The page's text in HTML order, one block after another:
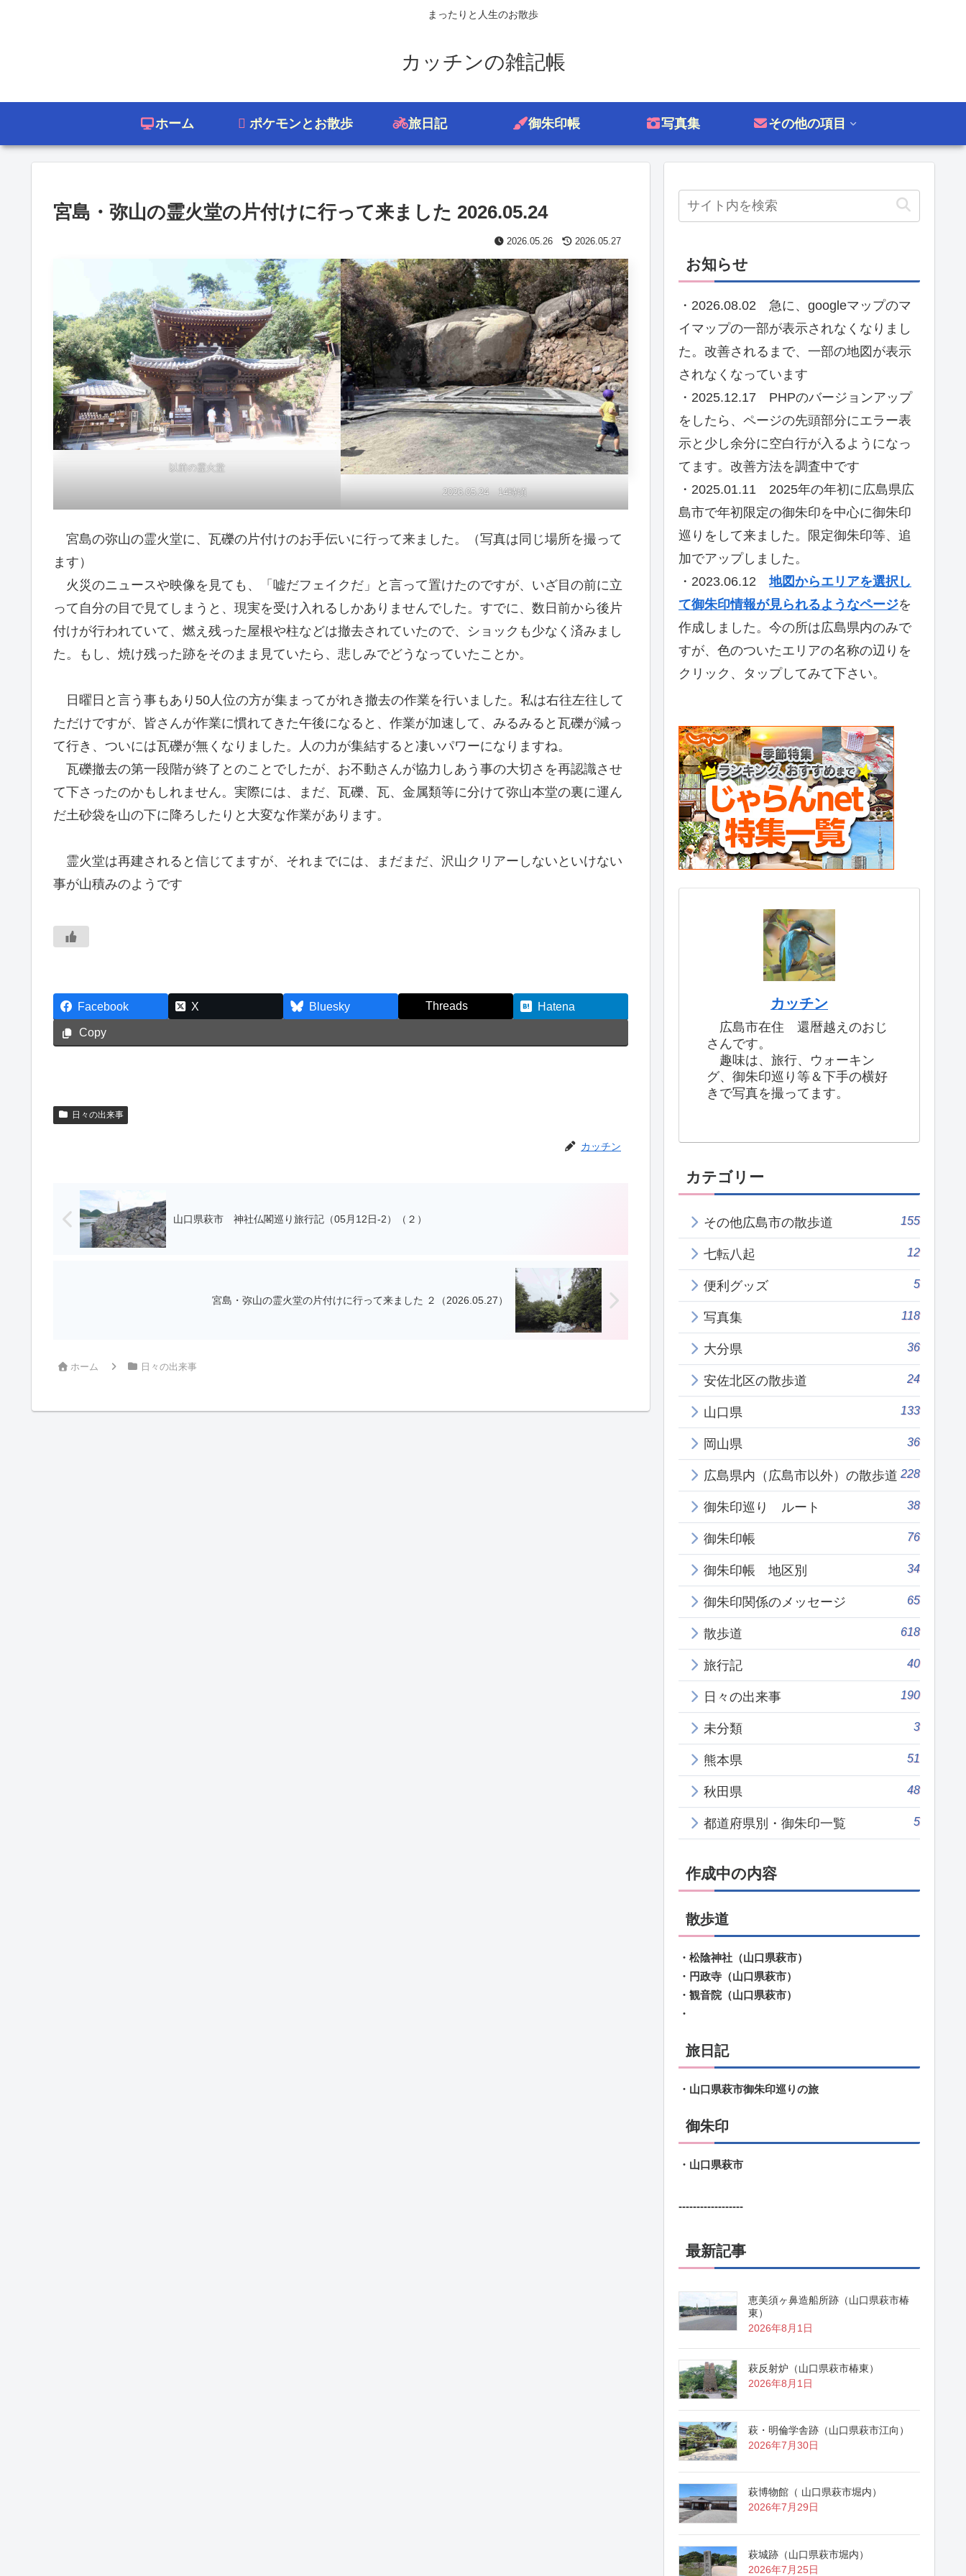
まったりと人生のお散歩
カッチンの雑記帳
ホーム ポケモンとお散歩 旅日記 御朱印帳 写真集 その他の項目
宮島・弥山の霊火堂の片付けに行って来ました 2026.05.24
2026.05.26 2026.05.27
以前の霊火堂
2026.05.24 14時頃
宮島の弥山の霊火堂に、瓦礫の片付けのお手伝いに行って来ました。（写真は同じ場所を撮って
ます）
火災のニュースや映像を見ても、「嘘だフェイクだ」と言って置けたのですが、いざ目の前に立
って自分の目で見てしまうと、現実を受け入れるしかありませんでした。すでに、数日前から後片
付けが行われていて、燃え残った屋根や柱などは撤去されていたので、ショックも少なく済みまし
た。もし、焼け残った跡をそのまま見ていたら、悲しみでどうなっていたことか。
日曜日と言う事もあり50人位の方が集まってがれき撤去の作業を行いました。私は右往左往して
ただけですが、皆さんが作業に慣れてきた午後になると、作業が加速して、みるみると瓦礫が減っ
て行き、ついには瓦礫が無くなりました。人の力が集結すると凄いパワーになりますね。
瓦礫撤去の第一段階が終了とのことでしたが、お不動さんが協力しあう事の大切さを再認識させ
て下さったのかもしれません。実際には、まだ、瓦礫、瓦、金属類等に分けて弥山本堂の裏に運ん
だ土砂袋を山の下に降ろしたりと大変な作業があります。
霊火堂は再建されると信じてますが、それまでには、まだまだ、沢山クリアーしないといけない
事が山積みのようです
Facebook X Bluesky Threads
Hatena
Copy
日々の出来事
カッチン
山口県萩市 神社仏閣巡り旅行記（05月12日-2）（２）
宮島・弥山の霊火堂の片付けに行って来ました ２（2026.05.27）
ホーム 日々の出来事
お知らせ
・2026.08.02 急に、googleマップのマ
イマップの一部が表示されなくなりまし
た。改善されるまで、一部の地図が表示
されなくなっています
・2025.12.17 PHPのバージョンアップ
をしたら、ページの先頭部分にエラー表
示と少し余分に空白行が入るようになっ
てます。改善方法を調査中です
・2025.01.11 2025年の年初に広島県広
島市で年初限定の御朱印を中心に御朱印
巡りをして来ました。限定御朱印等、追
加でアップしました。
・2023.06.12地図からエリアを選択し
て御朱印情報が見られるようなページを
作成しました。今の所は広島県内のみで
すが、色のついたエリアの名称の辺りを
クリック、タップしてみて下さい。
カッチン
広島市在住 還暦越えのおじ
さんです。
趣味は、旅行、ウォーキン
グ、御朱印巡り等＆下手の横好
きで写真を撮ってます。
カテゴリー
その他広島市の散歩道 155
七転八起 12
便利グッズ 5
写真集 118
大分県 36
安佐北区の散歩道 24
山口県 133
岡山県 36
広島県内（広島市以外）の散歩道 228
御朱印巡り ルート 38
御朱印帳 76
御朱印帳 地区別 34
御朱印関係のメッセージ 65
散歩道 618
旅行記 40
日々の出来事 190
未分類 3
熊本県 51
秋田県 48
都道府県別・御朱印一覧 5
作成中の内容
散歩道
・松陰神社（山口県萩市）
・円政寺（山口県萩市）
・観音院（山口県萩市）
・
旅日記
・山口県萩市御朱印巡りの旅
御朱印
・山口県萩市
------------------
最新記事
恵美須ヶ鼻造船所跡（山口県萩市椿
東）
2026年8月1日
萩反射炉（山口県萩市椿東）
2026年8月1日
萩・明倫学舎跡（山口県萩市江向）
2026年7月30日
萩博物館（ 山口県萩市堀内）
2026年7月29日
萩城跡（山口県萩市堀内）
2026年7月25日